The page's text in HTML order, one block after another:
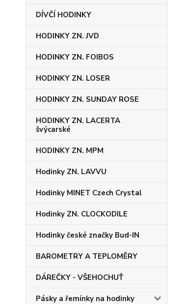
DÍVČÍ HODINKY
HODINKY ZN. JVD
HODINKY ZN. FOIBOS
HODINKY ZN. LOSER
HODINKY ZN. SUNDAY ROSE
HODINKY ZN. LACERTA
švýcarské
HODINKY ZN. MPM
Hodinky ZN. LAVVU
Hodinky MINET Czech Crystal
Hodinky ZN. CLOCKODILE
Hodinky české značky Bud-IN
BAROMETRY A TEPLOMĚRY
DÁREČKY - VŠEHOCHUŤ
Pásky a řemínky na hodinky